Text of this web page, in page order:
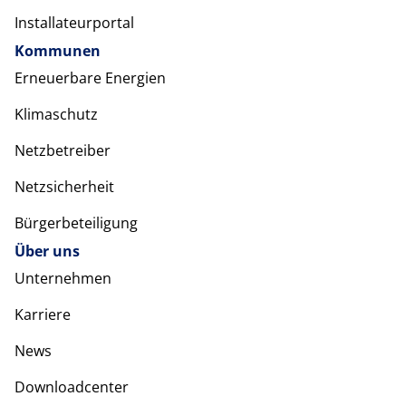
Installateurportal
Kommunen
Erneuerbare Energien
Klimaschutz
Netzbetreiber
Netzsicherheit
Bürgerbeteiligung
Über uns
Unternehmen
Karriere
News
Downloadcenter